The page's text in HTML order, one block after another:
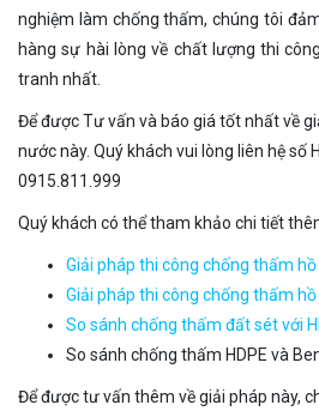
nghiệm làm chống thấm, chúng tôi
hàng sự hài lòng về chất lượng thi
tranh nhất.
Để được Tư vấn và báo giá tốt nhất về
nước này. Quý khách vui lòng liên hệ số
0915.811.999
Quý khách có thể tham khảo chi tiết
Giải pháp thi công chống thấm hồ
Giải pháp thi công chống thấm hồ
So sánh chống thấm đất sét với
So sánh chống thấm HDPE và
Để được tư vấn thêm về giải pháp này,